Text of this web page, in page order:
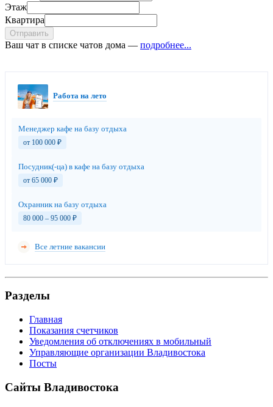
Этаж
Квартира
Отправить
Ваш чат в списке чатов дома — подробнее...
Работа на лето
Менеджер кафе на базу отдыха
от 100 000 ₽
Посудник(-ца) в кафе на базу отдыха
от 65 000 ₽
Охранник на базу отдыха
80 000 – 95 000 ₽
Все летние вакансии
Разделы
Главная
Показания счетчиков
Уведомления об отключениях в мобильный
Управляющие организации Владивостока
Посты
Сайты Владивостока